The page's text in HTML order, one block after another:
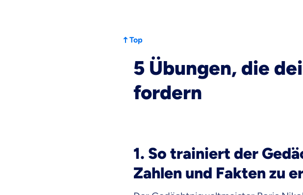
Top
5 Übungen, die
fordern
1. So trainiert der
Zahlen und Fakten zu
Wozu dürfen wir dich beraten?
Versicherungsprodukt wählen